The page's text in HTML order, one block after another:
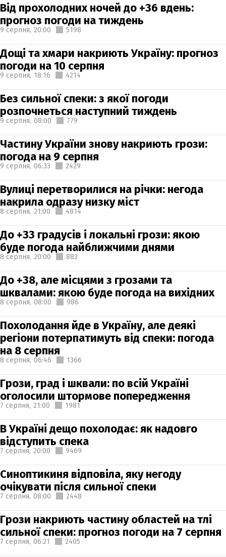
Від прохолодних ночей до +36 вдень:
прогноз погоди на тиждень
9 серпня, 20:00 5198
Дощі та хмари накриють Україну: прогноз
погоди на 10 серпня
9 серпня, 18:16 4214
Без сильної спеки: з якої погоди
розпочнеться наступний тиждень
9 серпня, 08:00 779
Частину України знову накриють грози:
погода на 9 серпня
9 серпня, 06:33 2429
Вулиці перетворилися на річки: негода
накрила одразу низку міст
8 серпня, 21:00 4814
До +33 градусів і локальні грози: якою
буде погода найближчими днями
8 серпня, 20:00 883
До +38, але місцями з грозами та
шквалами: якою буде погода на вихідних
8 серпня, 08:00 986
Похолодання йде в Україну, але деякі
регіони потерпатимуть від спеки: погода
на 8 серпня
8 серпня, 06:46 1366
Грози, град і шквали: по всій Україні
оголосили штормове попередження
7 серпня, 21:00 1981
В Україні дещо похолодає: як надовго
відступить спека
7 серпня, 20:00 9469
Синоптикиня відповіла, яку негоду
очікувати після сильної спеки
7 серпня, 08:00 2448
Грози накриють частину областей на тлі
сильної спеки: прогноз погоди на 7 серпня
7 серпня, 06:21 2405